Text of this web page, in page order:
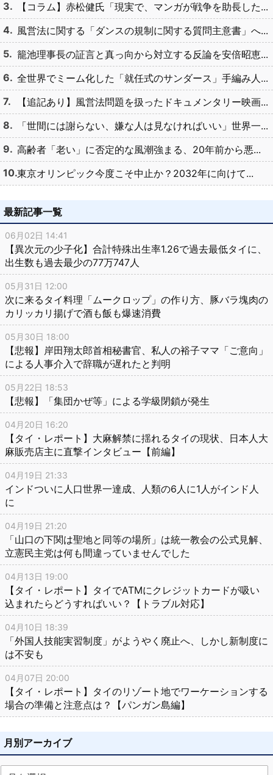
【コラム】赤松健氏「現実で、マンガが戦争を助長した...
風営法に関する「ダンスの規制に関する質問主意書」へ...
籠池理事長の証言と真っ向から対立する反論を安倍昭恵...
全世界でミーム化した「就任式のサンダース」手編み人...
【追記あり】風営法問題を扱ったドキュメンタリー映画...
「世間には謝らない、嫌な人は見なければいい」世界一...
高齢者「老い」に否定的な風潮強まる、20年前から悪...
東京オリンピック今度こそ中止か？2032年に向けて...
最新記事一覧
06月02日 14:41
【異次元の少子化】合計特殊出生率1.26で過去最低タイに、
出生数も過去最少の77万747人
05月31日 12:00
次に来るタイ料理「ムークロップ」の作り方、豚バラ塊肉の
カリッカリ揚げで酒も飯も爆速消費
05月30日 18:00
【悲報】岸田翔太郎首相秘書官、私人の裕子ママ「ご意向」
による人事介入で辞職が遅れたと判明
05月22日 18:53
【悲報】「集団かぜ等」による学級閉鎖が発生
04月20日 16:20
【タイ・レポート】大麻解禁に揺れるタイの現状、日本人大
麻販売店主に直撃インタビュー【前編】
04月19日 21:33
インドついに人口世界一達成、人類の6人に1人がインド人
に
04月19日 21:20
「山口の下関は聖地と同等の場所」は統一教会の公式見解、
立憲民主党は何も間違っていませんでした
04月13日 19:00
【タイ・レポート】タイでATMにクレジットカードが吸い
込まれたらどうすればいい？【トラブル対応】
04月10日 18:39
「外国人技能実習制度」がようやく廃止へ、しかし新制度に
は不安も
04月07日 20:00
【タイ・レポート】タイのリゾート地でワーケーションする
場合の準備と注意点は？【パンガン島編】
月別アーカイブ